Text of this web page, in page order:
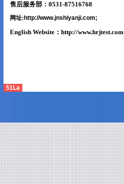
售后服务部：0531-87516768
网址: http://www.jnshiyanji.com;
English Website： http://www.hrjtest.com
51La